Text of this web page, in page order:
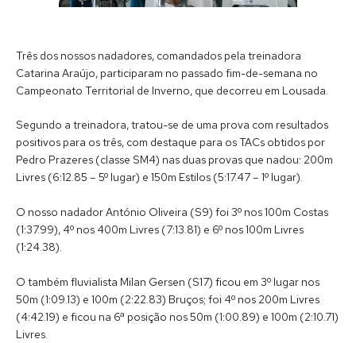
Três dos nossos nadadores, comandados pela treinadora
Catarina Araújo, participaram no passado fim-de-semana no
Campeonato Territorial de Inverno, que decorreu em Lousada.
Segundo a treinadora, tratou-se de uma prova com resultados
positivos para os três, com destaque para os TACs obtidos por
Pedro Prazeres (classe SM4) nas duas provas que nadou: 200m
Livres (6:12.85 – 5º lugar) e 150m Estilos (5:17.47 – 1º lugar).
O nosso nadador António Oliveira (S9) foi 3º nos 100m Costas
(1:37.99), 4º nos 400m Livres (7:13.81) e 6º nos 100m Livres
(1:24.38).
O também fluvialista Milan Gersen (S17) ficou em 3º lugar nos
50m (1:09.13) e 100m (2:22.83) Bruços; foi 4º nos 200m Livres
(4:42.19) e ficou na 6ª posição nos 50m (1:00.89) e 100m (2:10.71)
Livres.